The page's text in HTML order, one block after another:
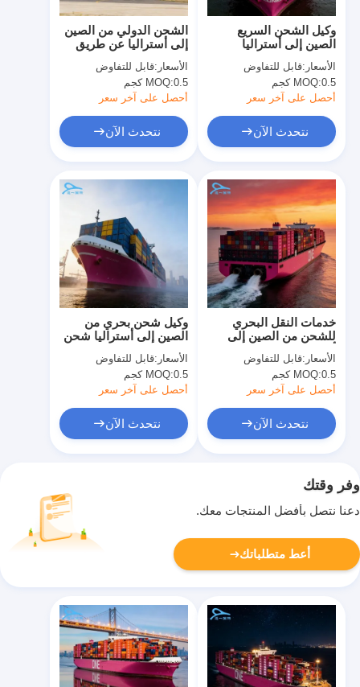
الشحن الدولي من الصين
إلى أستراليا عن طريق
البحر خدمة من الباب إلى
الباب
الأسعار:قابل للتفاوض
MOQ:0.5 كجم
أحصل على آخر سعر
نتحدث الآن
وكيل الشحن السريع
الصين إلى أستراليا
خدمات التسليم من باب
إلى باب
الأسعار:قابل للتفاوض
MOQ:0.5 كجم
أحصل على آخر سعر
نتحدث الآن
وكيل شحن بحري من
الصين إلى أستراليا شحن
المحيطات الدولي
الأسعار:قابل للتفاوض
MOQ:0.5 كجم
أحصل على آخر سعر
نتحدث الآن
خدمات النقل البحري
للشحن من الصين إلى
أستراليا
الأسعار:قابل للتفاوض
MOQ:0.5 كجم
أحصل على آخر سعر
نتحدث الآن
وفر وقتك
دعنا نتصل بأفضل المنتجات معك.
أعط متطلباتك